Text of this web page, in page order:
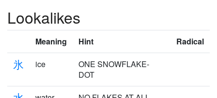
Lookalikes
Meaning Hint Radical
氷 ice
ONE SNOWFLAKE-
DOT